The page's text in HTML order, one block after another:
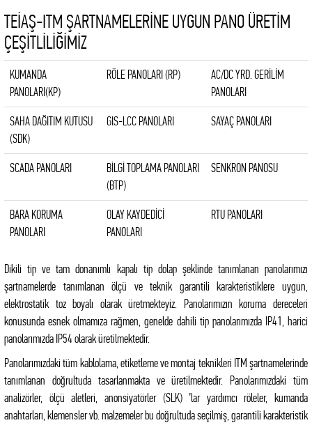
TEİAŞ-ITM ŞARTNAMELERİNE UYGUN PANO ÜRETİM
ÇEŞİTLİLİĞİMİZ
KUMANDA
PANOLARI(KP)
RÖLE PANOLARI (RP)
AC/DC YRD. GERİLİM
PANOLARI
SAHA DAĞITIM KUTUSU
(SDK)
GIS-LCC PANOLARI SAYAÇ PANOLARI
SCADA PANOLARI
BİLGİ TOPLAMA PANOLARI
(BTP)
SENKRON PANOSU
BARA KORUMA
PANOLARI
OLAY KAYDEDİCİ
PANOLARI
RTU PANOLARI
Dikili tip ve tam donanımlı kapalı tip dolap şeklinde tanımlanan panolarımızı
şartnamelerde tanımlanan ölçü ve teknik garantili karakteristiklere uygun,
elektrostatik toz boyalı olarak üretmekteyiz. Panolarımızın koruma dereceleri
konusunda esnek olmamıza rağmen, genelde dahili tip panolarımızda IP41, harici
panolarımızda IP54 olarak üretilmektedir.
Panolarımızdaki tüm kablolama, etiketleme ve montaj teknikleri ITM şartnamelerinde
tanımlanan doğrultuda tasarlanmakta ve üretilmektedir. Panolarımızdaki tüm
analizörler, ölçü aletleri, anonsiyatörler (SLK) ’lar yardımcı röleler, kumanda
anahtarları, klemensler vb. malzemeler bu doğrultuda seçilmiş, garantili karakteristik